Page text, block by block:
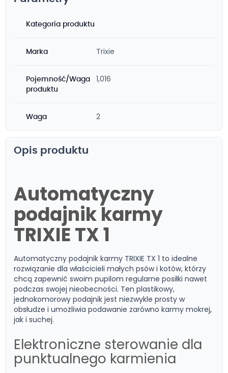
Kategoria produktu
Marka Trixie
Pojemność/Waga
produktu
1,016
Waga 2
Opis produktu
Automatyczny
podajnik karmy
TRIXIE TX 1
Automatyczny podajnik karmy TRIXIE TX 1 to idealne
rozwiązanie dla właścicieli małych psów i kotów, którzy
chcą zapewnić swoim pupilom regularne posiłki nawet
podczas swojej nieobecności. Ten plastikowy,
jednokomorowy podajnik jest niezwykle prosty w
obsłudze i umożliwia podawanie zarówno karmy mokrej,
jak i suchej.
Elektroniczne sterowanie dla
punktualnego karmienia